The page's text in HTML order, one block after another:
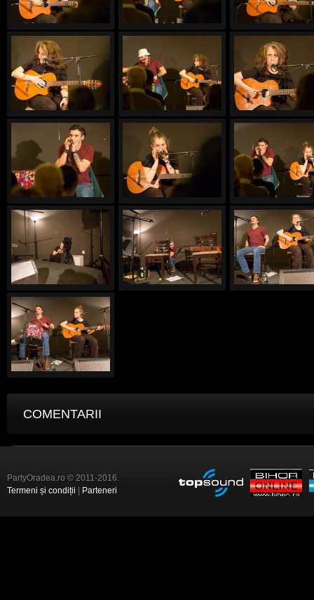
COMENTARII
PartyOradea.ro © 2011-2016.
Termeni și condiții
Parteneri